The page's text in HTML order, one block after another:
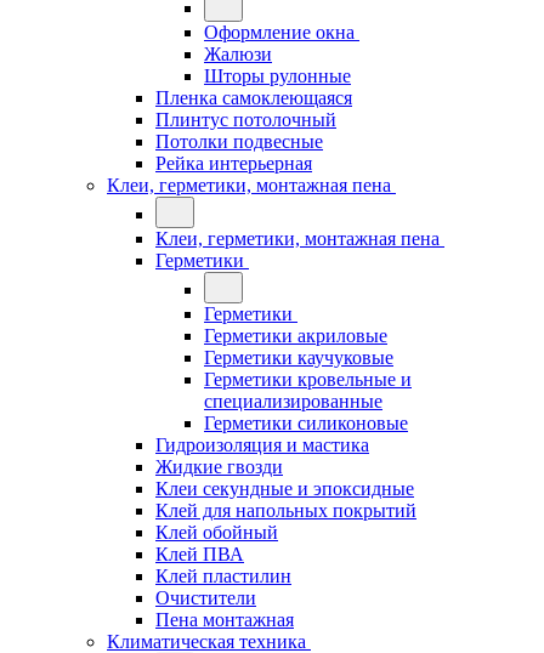
Оформление окна
Жалюзи
Шторы рулонные
Пленка самоклеющаяся
Плинтус потолочный
Потолки подвесные
Рейка интерьерная
Клеи, герметики, монтажная пена
Клеи, герметики, монтажная пена
Герметики
Герметики
Герметики акриловые
Герметики каучуковые
Герметики кровельные и
специализированные
Герметики силиконовые
Гидроизоляция и мастика
Жидкие гвозди
Клеи секундные и эпоксидные
Клей для напольных покрытий
Клей обойный
Клей ПВА
Клей пластилин
Очистители
Пена монтажная
Климатическая техника